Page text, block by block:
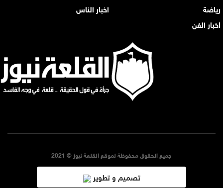
رياضة
اخبار الناس
أخبار الفن
جميع الحقوق محفوظة لموقع القلعة نيوز © 2021
تصميم و تطوير